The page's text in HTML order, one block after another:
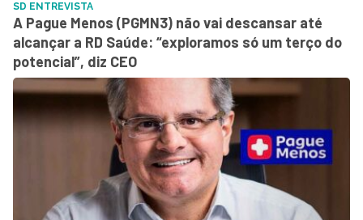
SD ENTREVISTA
A Pague Menos (PGMN3) não vai descansar até
alcançar a RD Saúde: “exploramos só um terço do
potencial”, diz CEO